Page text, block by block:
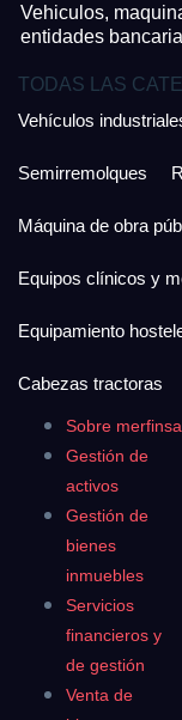
Vehiculos,
entidades
Sobre merfinsa
Gestión de
activos
Gestión de
bienes
inmuebles
Servicios
financieros y
de gestión
Venta de
TODAS LAS
Vehículos
Semirremolques
Máquina de obra
Equipos clínicos y
Equipamiento
Cabezas tractoras